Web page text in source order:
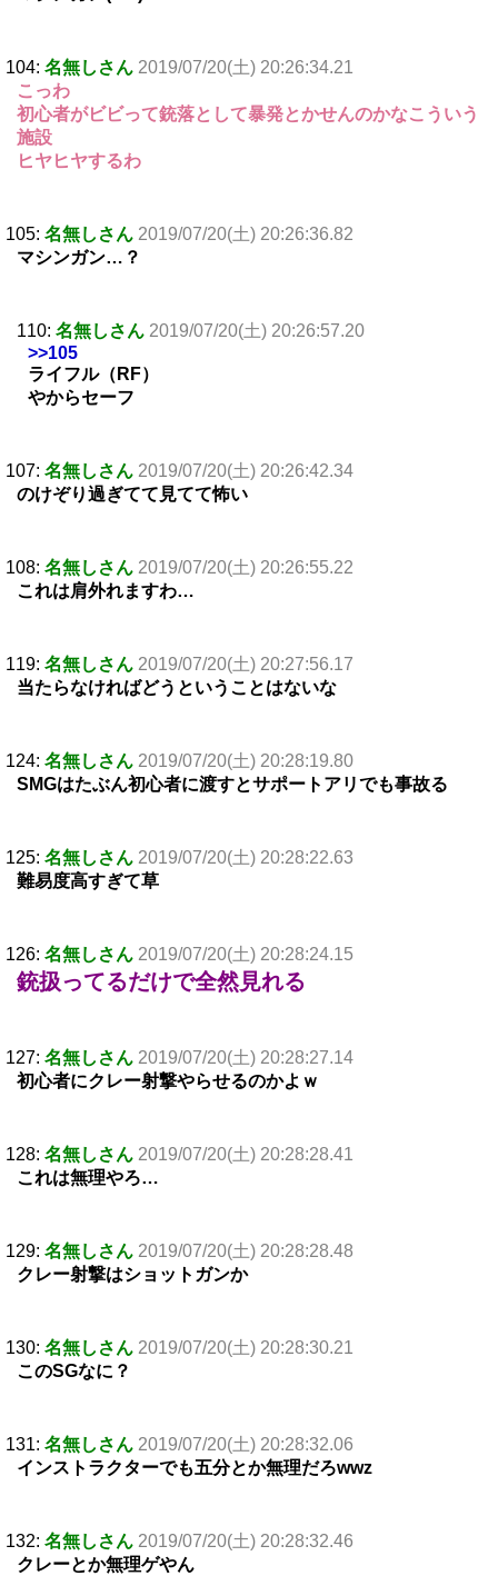
104: 名無しさん 2019/07/20(土) 20:26:34.21
こっわ
初心者がビビって銃落として暴発とかせんのかなこういう
施設
ヒヤヒヤするわ
105: 名無しさん 2019/07/20(土) 20:26:36.82
マシンガン…？
110: 名無しさん 2019/07/20(土) 20:26:57.20
>>105
ライフル（RF）
やからセーフ
107: 名無しさん 2019/07/20(土) 20:26:42.34
のけぞり過ぎてて見てて怖い
108: 名無しさん 2019/07/20(土) 20:26:55.22
これは肩外れますわ…
119: 名無しさん 2019/07/20(土) 20:27:56.17
当たらなければどうということはないな
124: 名無しさん 2019/07/20(土) 20:28:19.80
SMGはたぶん初心者に渡すとサポートアリでも事故る
125: 名無しさん 2019/07/20(土) 20:28:22.63
難易度高すぎて草
126: 名無しさん 2019/07/20(土) 20:28:24.15
銃扱ってるだけで全然見れる
127: 名無しさん 2019/07/20(土) 20:28:27.14
初心者にクレー射撃やらせるのかよｗ
128: 名無しさん 2019/07/20(土) 20:28:28.41
これは無理やろ…
129: 名無しさん 2019/07/20(土) 20:28:28.48
クレー射撃はショットガンか
130: 名無しさん 2019/07/20(土) 20:28:30.21
このSGなに？
131: 名無しさん 2019/07/20(土) 20:28:32.06
インストラクターでも五分とか無理だろwwz
132: 名無しさん 2019/07/20(土) 20:28:32.46
クレーとか無理ゲやん